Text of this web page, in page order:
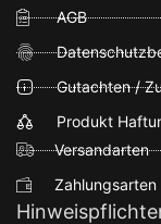
AGB
Gutachten /
Produkt
Versandarten
Zahlungsarten